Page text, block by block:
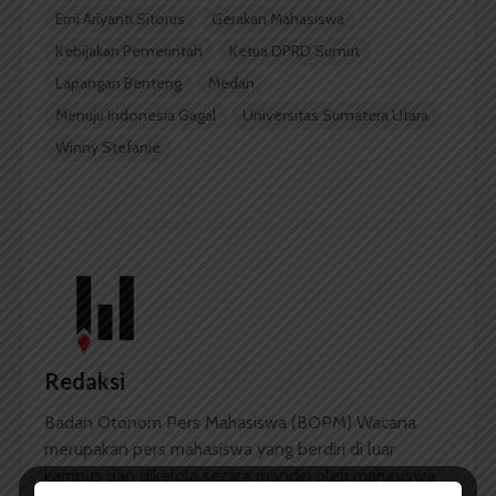
Erni Ariyanti Sitorus
Gerakan Mahasiswa
Kebijakan Pemerintah
Ketua DPRD Sumut
Lapangan Benteng
Medan
Menuju Indonesia Gagal
Universitas Sumatera Utara
Winny Stefanie
Redaksi
Badan Otonom Pers Mahasiswa (BOPM) Wacana
merupakan pers mahasiswa yang berdiri di luar